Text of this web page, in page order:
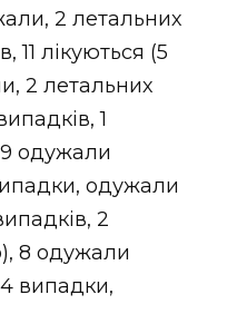
2 летальних
11 лікуються (5
2 летальних
1
одужали
одужали
2
8 одужали
випадки,